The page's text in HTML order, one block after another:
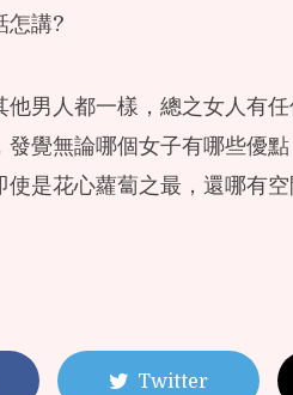
怎講?
他男人都一樣，總之女人有
發覺無論哪個女子有哪些優
使是花心蘿蔔之最，還哪有
Twitter